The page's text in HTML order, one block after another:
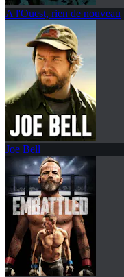
A l'Ouest, rien de nouveau
Joe Bell